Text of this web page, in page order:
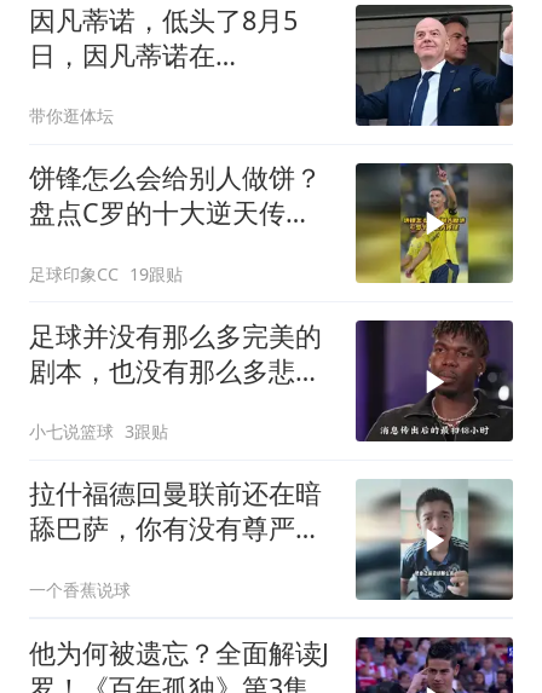
因凡蒂诺，低头了8月5
日，因凡蒂诺在
片
带你逛体坛
饼锋怎么会给别人做饼？
盘点C罗的十大逆天传
足球印象CC 19跟贴
足球并没有那么多完美的
剧本，也没有那么多悲观
暖着这个足球世界
小七说篮球 3跟贴
拉什福德回曼联前还在暗
舔巴萨，你有没有尊严
一个香蕉说球
他为何被遗忘？全面解读J